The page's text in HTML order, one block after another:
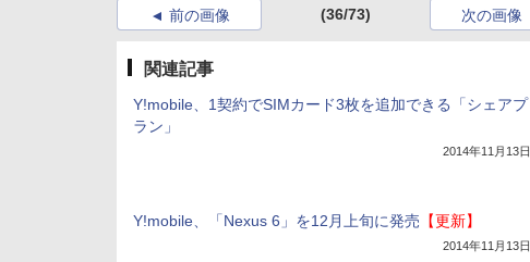
前の画像 (36/73) 次の画像
関連記事
Y!mobile、1契約でSIMカード3枚を追加できる「シェアプ
ラン」
2014年11月13日
Y!mobile、「Nexus 6」を12月上旬に発売 【更新】
2014年11月13日